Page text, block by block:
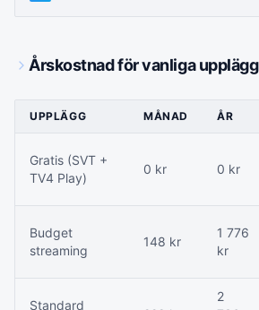
Årskostnad för vanliga upplägg
UPPLÄGG MÅNAD ÅR
Gratis (SVT +
TV4 Play)
0 kr 0 kr
Budget
streaming
148 kr
1 776
kr
Standard
2